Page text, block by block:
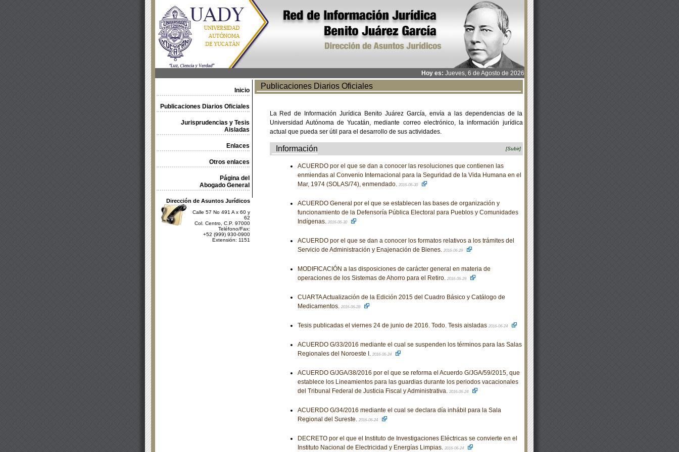
Hoy es: Jueves, 6 de Agosto de 2026
Inicio
Publicaciones Diarios Oficiales
Jurisprudencias y Tesis
Aisladas
Enlaces
Otros enlaces
Página del
Abogado General
Dirección de Asuntos Jurídicos
Calle 57 No 491 A x 60 y
62
Col. Centro, C.P. 97000
Teléfono/Fax:
+52 (999) 930-0900
Extensión: 1151
Publicaciones Diarios Oficiales
La Red de Información Jurídica Benito Juárez García, envía a las dependencias de la
Universidad Autónoma de Yucatán, mediante correo electrónico, la información jurídica
actual que pueda ser útil para el desarrollo de sus actividades.
Información [Subir]
ACUERDO por el que se dan a conocer las resoluciones que contienen las
enmiendas al Convenio Internacional para la Seguridad de la Vida Humana en el
Mar, 1974 (SOLAS/74), enmendado. 2016-06-30
ACUERDO General por el que se establecen las bases de organización y
funcionamiento de la Defensoría Pública Electoral para Pueblos y Comunidades
Indígenas. 2016-06-30
ACUERDO por el que se dan a conocer los formatos relativos a los trámites del
Servicio de Administración y Enajenación de Bienes. 2016-06-29
MODIFICACIÓN a las disposiciones de carácter general en materia de
operaciones de los Sistemas de Ahorro para el Retiro. 2016-06-29
CUARTA Actualización de la Edición 2015 del Cuadro Básico y Catálogo de
Medicamentos. 2016-06-28
Tesis publicadas el viernes 24 de junio de 2016. Todo. Tesis aisladas 2016-06-24
ACUERDO G/33/2016 mediante el cual se suspenden los términos para las Salas
Regionales del Noroeste I. 2016-06-24
ACUERDO G/JGA/38/2016 por el que se reforma el Acuerdo G/JGA/59/2015, que
establece los Lineamientos para las guardias durante los periodos vacacionales
del Tribunal Federal de Justicia Fiscal y Administrativa. 2016-06-24
ACUERDO G/34/2016 mediante el cual se declara día inhábil para la Sala
Regional del Sureste. 2016-06-24
DECRETO por el que el Instituto de Investigaciones Eléctricas se convierte en el
Instituto Nacional de Electricidad y Energías Limpias. 2016-06-24